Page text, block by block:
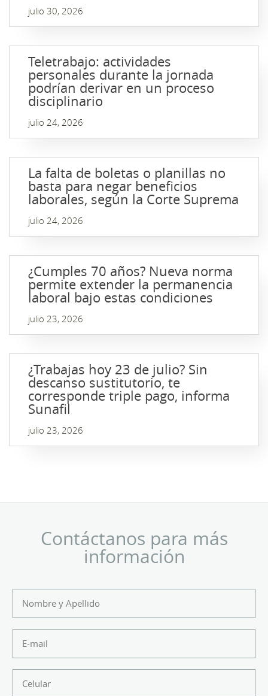
julio 30, 2026
Teletrabajo: actividades
personales durante la jornada
podrían derivar en un proceso
disciplinario
julio 24, 2026
La falta de boletas o planillas no
basta para negar beneficios
laborales, según la Corte Suprema
julio 24, 2026
¿Cumples 70 años? Nueva norma
permite extender la permanencia
laboral bajo estas condiciones
julio 23, 2026
¿Trabajas hoy 23 de julio? Sin
descanso sustitutorio, te
corresponde triple pago, informa
Sunafil
julio 23, 2026
Contáctanos para más
información